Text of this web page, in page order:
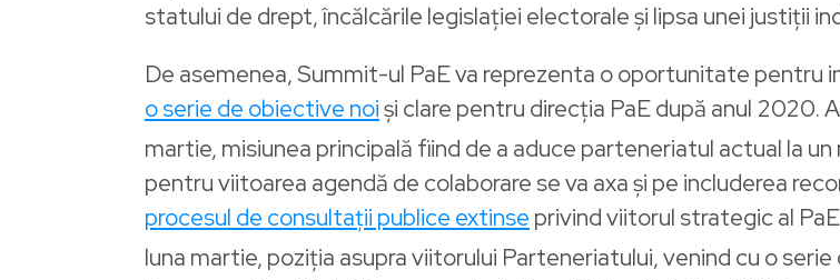
statului de drept, încălcările legislației electorale și lipsa unei justiții
De asemenea, Summit-ul PaE va reprezenta o oportunitate pentru
o serie de obiective noiși clare pentru direcția PaE după anul 2020.
martie, misiunea principală fiind de a aduce parteneriatul actual la
pentru viitoarea agendă de colaborare se va axa și pe includerea
procesul de consultații publice extinse privind viitorul strategic al
luna martie, poziția asupra viitorului Parteneriatului, venind cu o